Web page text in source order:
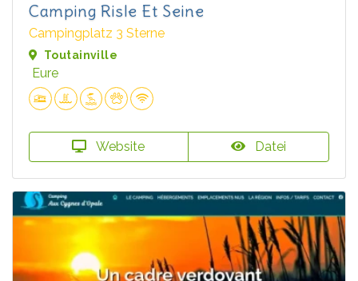
Camping Risle Et Seine
Campingplatz 3 Sterne
Toutainville
Eure
Website Datei